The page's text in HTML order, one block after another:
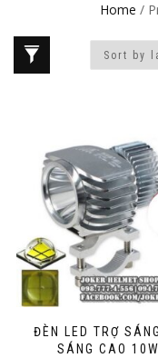
Home /
ĐÈN LED TRỢ
SÁNG CAO 10W